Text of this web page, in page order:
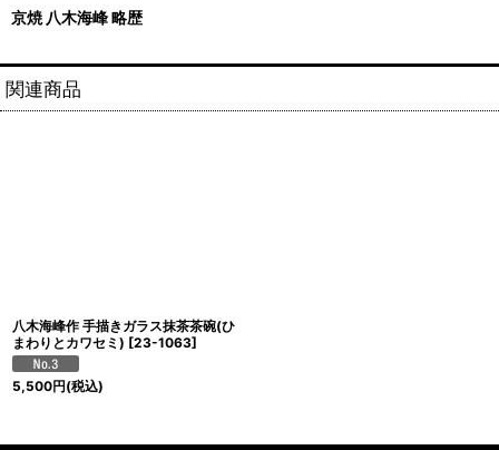
京焼 八木海峰 略歴
関連商品
八木海峰作 手描きガラス抹茶茶碗(ひ
まわりとカワセミ) [23-1063]
5,500円(税込)